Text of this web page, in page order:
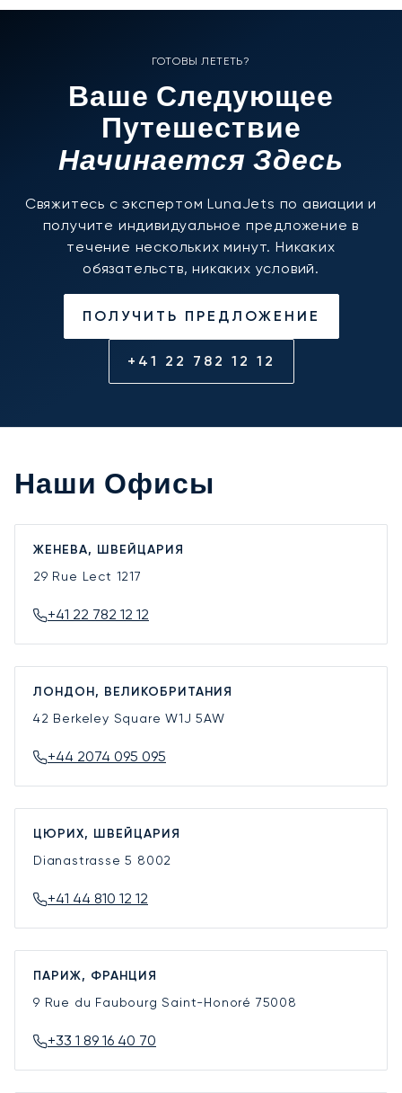
ГОТОВЫ ЛЕТЕТЬ?
Ваше Следующее
Путешествие
Начинается Здесь
Свяжитесь с экспертом LunaJets по авиации и
получите индивидуальное предложение в
течение нескольких минут. Никаких
обязательств, никаких условий.
ПОЛУЧИТЬ ПРЕДЛОЖЕНИЕ
+41 22 782 12 12
Наши Офисы
ЖЕНЕВА, ШВЕЙЦАРИЯ
29 Rue Lect 1217
+41 22 782 12 12
ЛОНДОН, ВЕЛИКОБРИТАНИЯ
42 Berkeley SquareW1J 5AW
+44 2074 095 095
ЦЮРИХ, ШВЕЙЦАРИЯ
Dianastrasse 5 8002
+41 44 810 12 12
ПАРИЖ, ФРАНЦИЯ
9 Rue du Faubourg Saint-Honoré 75008
+33 1 89 16 40 70